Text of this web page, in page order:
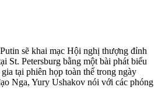
sẽ khai mạc Hội nghị thượng đỉnh
St. Petersburg bằng một bài phát biểu
tại phiên họp toàn thể trong ngày
Nga, Yury Ushakov nói với các phóng